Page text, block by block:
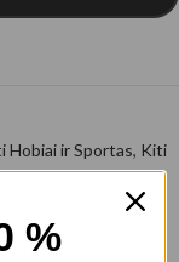
Hobiai ir Sportas, Kiti
%